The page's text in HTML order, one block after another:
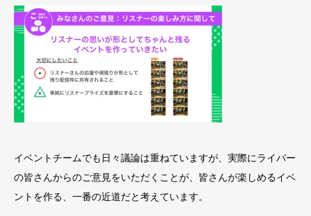
イベントチームでも日々議論は重ねていますが、実際にライバー
の皆さんからのご意見をいただくことが、皆さんが楽しめるイベ
ントを作る、一番の近道だと考えています。